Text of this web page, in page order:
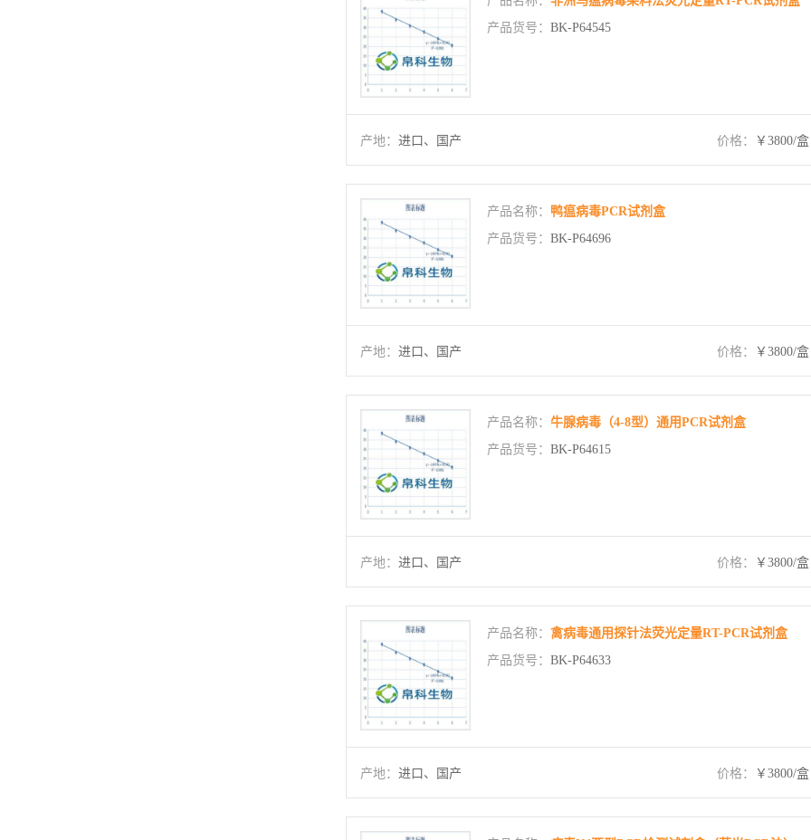
产品货号： BK-P64545
产地： 进口、国产 价格： ￥3800/盒
产品名称： 鸭瘟病毒PCR试剂盒
产品货号： BK-P64696
产地： 进口、国产 价格： ￥3800/盒
产品名称： 牛腺病毒（4-8型）通用PCR试剂盒
产品货号： BK-P64615
产地： 进口、国产 价格： ￥3800/盒
产品名称： 禽病毒通用探针法荧光定量RT-PCR试剂盒
产品货号： BK-P64633
产地： 进口、国产 价格： ￥3800/盒